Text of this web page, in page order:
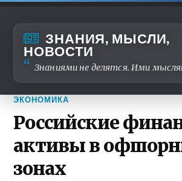
ЗНАНИЯ, МЫСЛИ,
НОВОСТИ
Знаниями не делятся. Ими
ЭКОНОМИКА
Российские
активы в
зонах